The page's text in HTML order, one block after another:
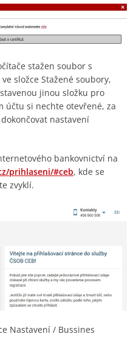
stažen soubor s
složce Stažené soubory,
jinou složku pro
účtu si nechte otevřené, za
nastavení
bankovnictví na
prihlaseni/#ceb, kde se
zvyklí.
Nastavení / Bussines